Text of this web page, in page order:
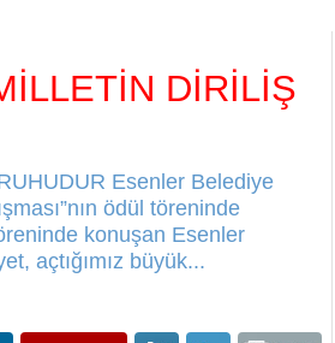
DİRİLİŞ
Esenler Belediye
ödül töreninde
konuşan Esenler
açtığımız büyük...